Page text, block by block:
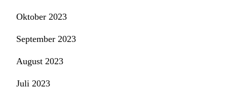
Oktober 2023
September 2023
August 2023
Juli 2023